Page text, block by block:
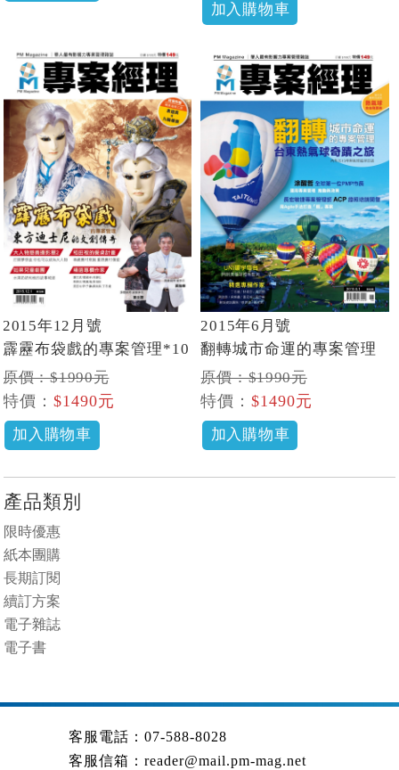
加入購物車
2015年12月號
霹靂布袋戲的專案管理*10
原價：$1990元
特價：$1490元
加入購物車
2015年6月號
翻轉城市命運的專案管理
原價：$1990元
特價：$1490元
加入購物車
產品類別
限時優惠
紙本團購
長期訂閱
續訂方案
電子雜誌
電子書
客服電話：07-588-8028
客服信箱：reader@mail.pm-mag.net